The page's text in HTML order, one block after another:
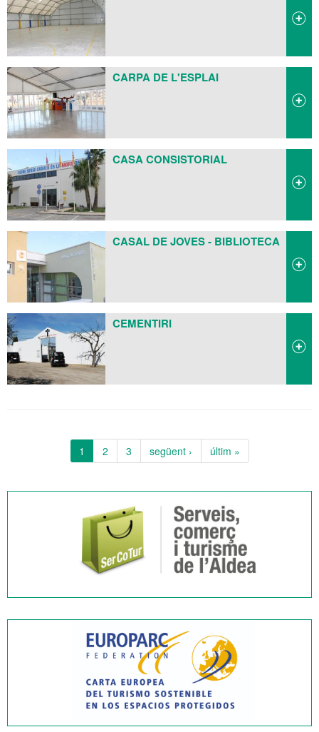
CARPA DE L'ESPLAI
CASA CONSISTORIAL
CASAL DE JOVES - BIBLIOTECA
CEMENTIRI
1 2 3 següent › últim »